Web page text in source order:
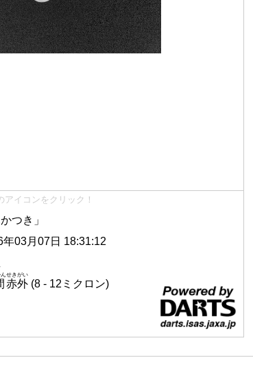
イコンをクリック！
かつき」
年03月07日 18:31:12
ん
赤外
せきがい
(8 - 12ミクロン)